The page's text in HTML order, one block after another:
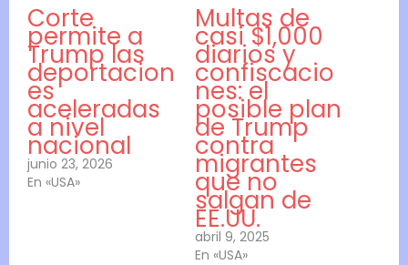
Corte
permite a
Trump las
deportacion
es
aceleradas
a nivel
nacional
junio 23, 2026
En «USA»
Multas de
casi $1,000
diarios y
confiscacio
nes: el
posible plan
de Trump
contra
migrantes
que no
salgan de
EE.UU.
abril 9, 2025
En «USA»